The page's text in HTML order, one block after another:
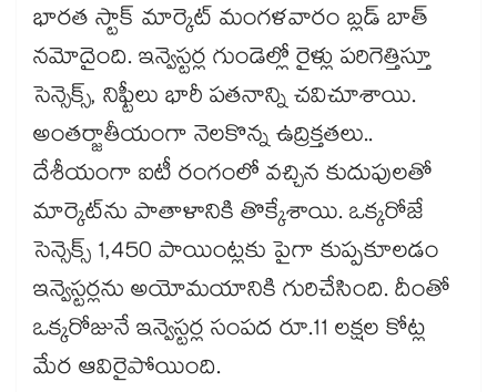
భారత స్టాక్ మార్కెట్ మంగళవారం బ్లడ్ బాత్
నమోదైంది. ఇన్వెస్టర్ల గుండెల్లో రైళ్లు పరిగెత్తిస్తూ
సెన్సెక్స్, నిఫ్టీలు భారీ పతనాన్ని చవిచూశాయి.
అంతర్జాతీయంగా నెలకొన్న ఉద్రిక్తతలు..
దేశీయంగా ఐటీ రంగంలో వచ్చిన కుదుపులతో
మార్కెట్‌ను పాతాళానికి తొక్కేశాయి. ఒక్కరోజే
సెన్సెక్స్ 1,450 పాయింట్లకు పైగా కుప్పకూలడం
ఇన్వెస్టర్లను అయోమయానికి గురిచేసింది. దీంతో
ఒక్కరోజునే ఇన్వెస్టర్ల సంపద రూ.11 లక్షల కోట్ల
మేర ఆవిరైపోయింది.